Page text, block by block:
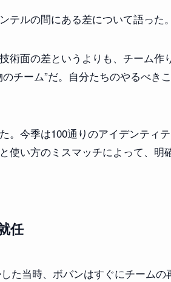
ルの間にある差について語った。
術面の差というよりも、チーム作
チーム”だ。自分たちのやるべき
。今季は100通りのアイデンティ
使い方のミスマッチによって、明
任
た当時、ボバンはすぐにチームの